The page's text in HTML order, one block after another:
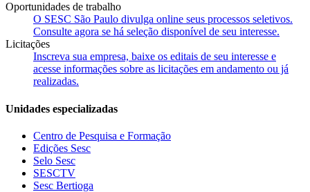
Oportunidades de trabalho
O SESC São Paulo divulga online seus processos seletivos.
Consulte agora se há seleção disponível de seu interesse.
Licitações
Inscreva sua empresa, baixe os editais de seu interesse e
acesse informações sobre as licitações em andamento ou já
realizadas.
Unidades especializadas
Centro de Pesquisa e Formação
Edições Sesc
Selo Sesc
SESCTV
Sesc Bertioga